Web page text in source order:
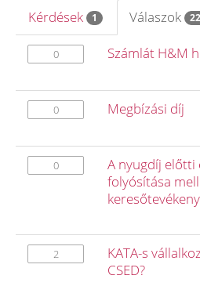
Kérdések 1 Válaszok
0
Számlát H&M
0
Megbízási díj
0
A nyugdíj előtti
folyósítása
2
KATA-s
CSED?